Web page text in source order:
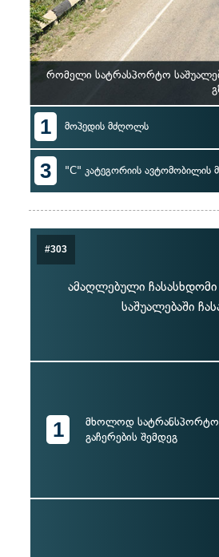
რომელი სატრასპორტო
1 მოპედის მძღოლს
3 "C" კატეგორიის ავტომობილის
#303
ამაღლებული ჩასასხდომი
საშუალებაში
1
მხოლოდ სატრანსპორტო
გაჩერების შემდეგ